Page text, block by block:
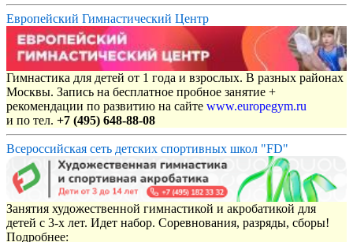
Европейский Гимнастический Центр
Гимнастика для детей от 1 года и взрослых. В разных районах
Москвы. Запись на бесплатное пробное занятие +
рекомендации по развитию на сайте www.europegym.ru
и по тел. +7 (495) 648-88-08
Всероссийская сеть детских спортивных школ "FD"
Занятия художественной гимнастикой и акробатикой для
детей с 3-х лет. Идет набор. Соревнования, разряды, сборы!
Подробнее: